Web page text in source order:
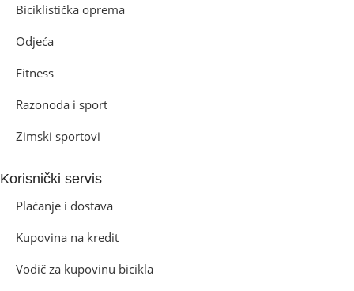
Biciklistička oprema
Odjeća
Fitness
Razonoda i sport
Zimski sportovi
Korisnički servis
Plaćanje i dostava
Kupovina na kredit
Vodič za kupovinu bicikla